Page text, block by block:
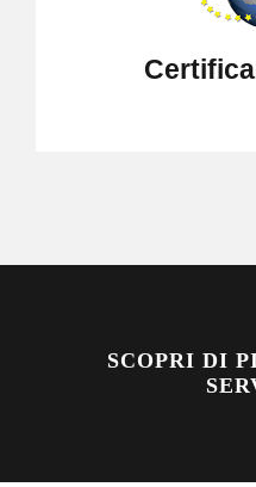
SCOPRI DI